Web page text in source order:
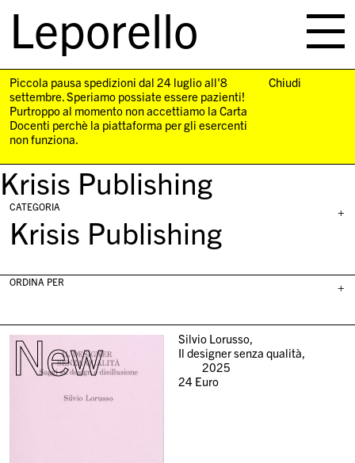
Leporello
navigation
Piccola pausa spedizioni dal 24 luglio all'8
settembre. Speriamo possiate essere pazienti!
Purtroppo al momento non accettiamo la Carta
Docenti perchè la piattaforma per gli esercenti
non funziona.
Chiudi
Krisis Publishing
+
CATEGORIA
Krisis Publishing
+
ORDINA PER
New
Silvio Lorusso,
Il designer senza qualità,
2025
24Euro